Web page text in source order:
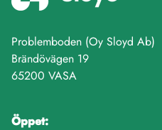
Problemboden (Oy Sloyd Ab)
Brändövägen 19
65200 VASA
Öppet: